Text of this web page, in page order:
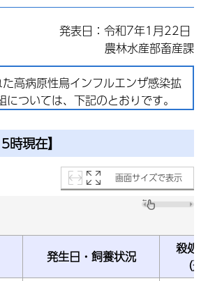
発表日：令和7年1月22日
農林水産部畜産課
高病原性鳥インフルエンザ感染拡
ついては、下記のとおりです。
時現在】
画面サイズで表示
発生日・飼養状況
殺処
（